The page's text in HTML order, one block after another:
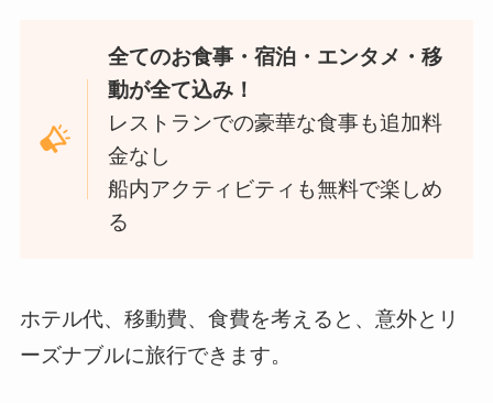
全てのお食事・宿泊・エンタメ・移
動が全て込み！
レストランでの豪華な食事も追加料
金なし
船内アクティビティも無料で楽しめ
る
ホテル代、移動費、食費を考えると、意外とリ
ーズナブルに旅行できます。